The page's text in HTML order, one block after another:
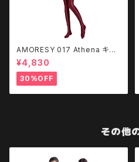
AMORESY 017 Athena キャ
ットスーツ - Burgundy
¥4,830
30%OFF
その他